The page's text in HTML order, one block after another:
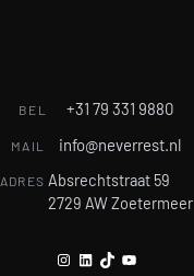
BEL +31 79 331 9880
MAIL info@neverrest.nl
ADRES Absrechtstraat 59
2729 AW Zoetermeer
Instagram
LinkedIn
TikTokYouTube